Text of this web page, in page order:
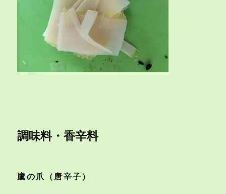
調味料・香辛料
鷹の爪（唐辛子）